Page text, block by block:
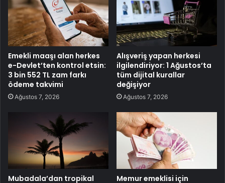
Emekli maaşı alan herkes
e-Devlet’ten kontrol etsin:
3 bin 552 TL zam farkı
ödeme takvimi
Ağustos 7, 2026
Alışveriş yapan herkesi
ilgilendiriyor: 1 Ağustos’ta
tüm dijital kurallar
değişiyor
Ağustos 7, 2026
Mubadala’dan tropikal
Memur emeklisi için